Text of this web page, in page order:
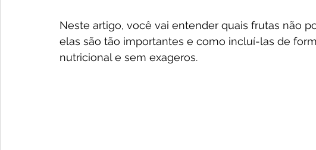
Neste artigo, você vai entender quais frutas não
elas são tão importantes e como incluí-las de
nutricional e sem exageros.